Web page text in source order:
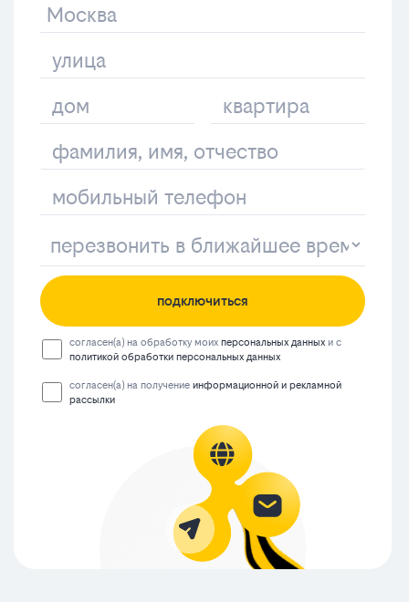
подключиться
согласен(а) на обработку моихперсональных данных и с
политикой обработки персональных данных
согласен(а) на получениеинформационной и рекламной
рассылки